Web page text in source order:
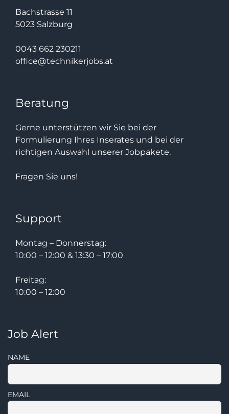
Bachstrasse 11
5023 Salzburg
0043 662 230211
office@technikerjobs.at
Beratung
Gerne unterstützen wir Sie bei der
Formulierung Ihres Inserates und bei der
richtigen Auswahl unserer Jobpakete.
Fragen Sie uns!
Support
Montag – Donnerstag:
10:00 – 12:00 & 13:30 – 17:00
Freitag:
10:00 – 12:00
Job Alert
NAME
EMAIL